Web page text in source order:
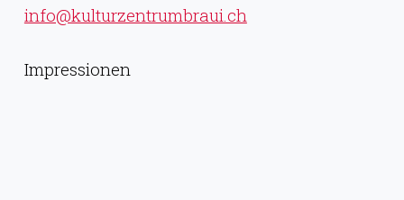
info@kulturzentrumbraui.ch
Impressionen